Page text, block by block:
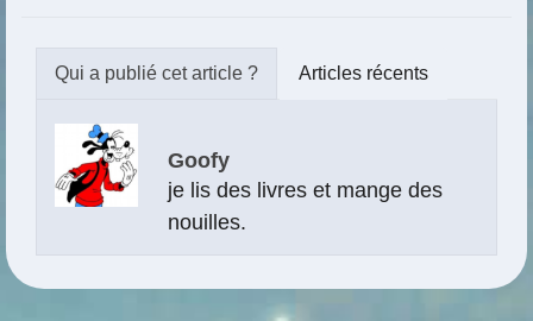
Articles récents
Goofy
je lis des livres et mange des
nouilles.